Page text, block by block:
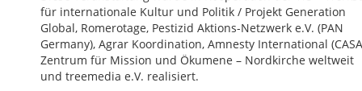
für internationale Kultur und Politik / Projekt Generation
Global, Romerotage, Pestizid Aktions-Netzwerk e.V. (PAN
Germany), Agrar Koordination, Amnesty International
Zentrum für Mission und Ökumene – Nordkirche weltweit
und treemedia e.V. realisiert.